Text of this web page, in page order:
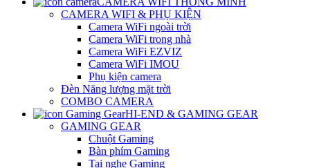
CAMERA WIFI & PHỤ KIỆN
Camera WiFi ngoài trời
Camera WiFi trong nhà
Camera WiFi EZVIZ
Camera WiFi IMOU
Phụ kiện camera
Đèn Năng lượng mặt trời
COMBO CAMERA
HI-END & GAMING GEAR
GAMING GEAR
Chuột Gaming
Bàn phím Gaming
Tai nghe Gaming